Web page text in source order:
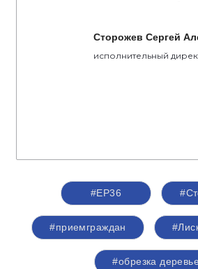
Сторожев Сергей
исполнительный
#ЕР36
#приемграждан
#обрезка